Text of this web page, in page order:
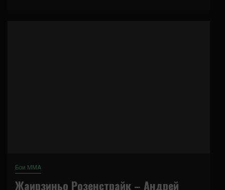
Бои ММА
Жаирзиньо Розенстрайк – Андрей